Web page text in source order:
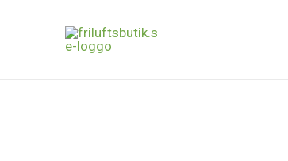
ursprungliga
ursprungliga